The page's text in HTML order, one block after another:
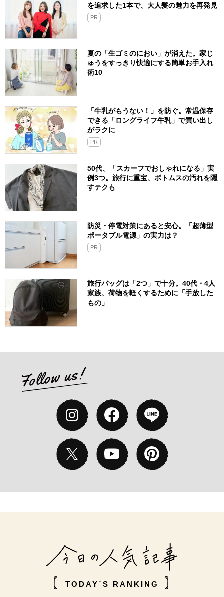
を追求した1本で、大人髪の魅力を再発見
PR
夏の「生ゴミのにおい」が消えた。家じ
ゅうをすっきり快適にする簡単お手入れ
術10
「牛乳がもうない！」を防ぐ。常温保存
できる「ロングライフ牛乳」で買い出し
がラクに
PR
50代、「スカーフでおしゃれになる」実
例3つ。旅行に重宝、ボトムスの汚れを隠
すテクも
防災・停電対策にあると安心。「超薄型
ポータブル電源」の実力は？​
PR
旅行バッグは「2つ」で十分。40代・4人
家族、荷物を軽くするために「手放した
もの」
TODAY`S RANKING